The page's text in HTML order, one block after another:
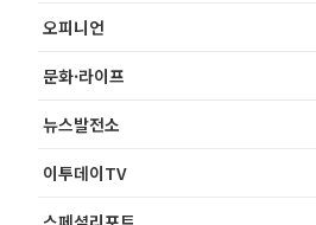
오피니언
문화·라이프
뉴스발전소
이투데이TV